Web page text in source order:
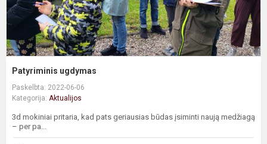
Patyriminis ugdymas
Paskelbta: 2022-06-06
Kategorija: Aktualijos
3d mokiniai pritaria, kad pats geriausias būdas įsiminti naują medžiagą
– per pa...